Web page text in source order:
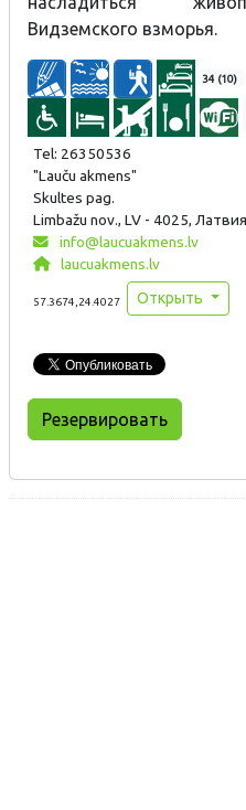
Видземского взморья.
34 (10)
Tel: 26350536
"Lauču akmens"
Skultes pag.
Limbažu nov., LV - 4025, Латвия
info@laucuakmens.lv
laucuakmens.lv
57.3674,24.4027 Открыть
Резервировать